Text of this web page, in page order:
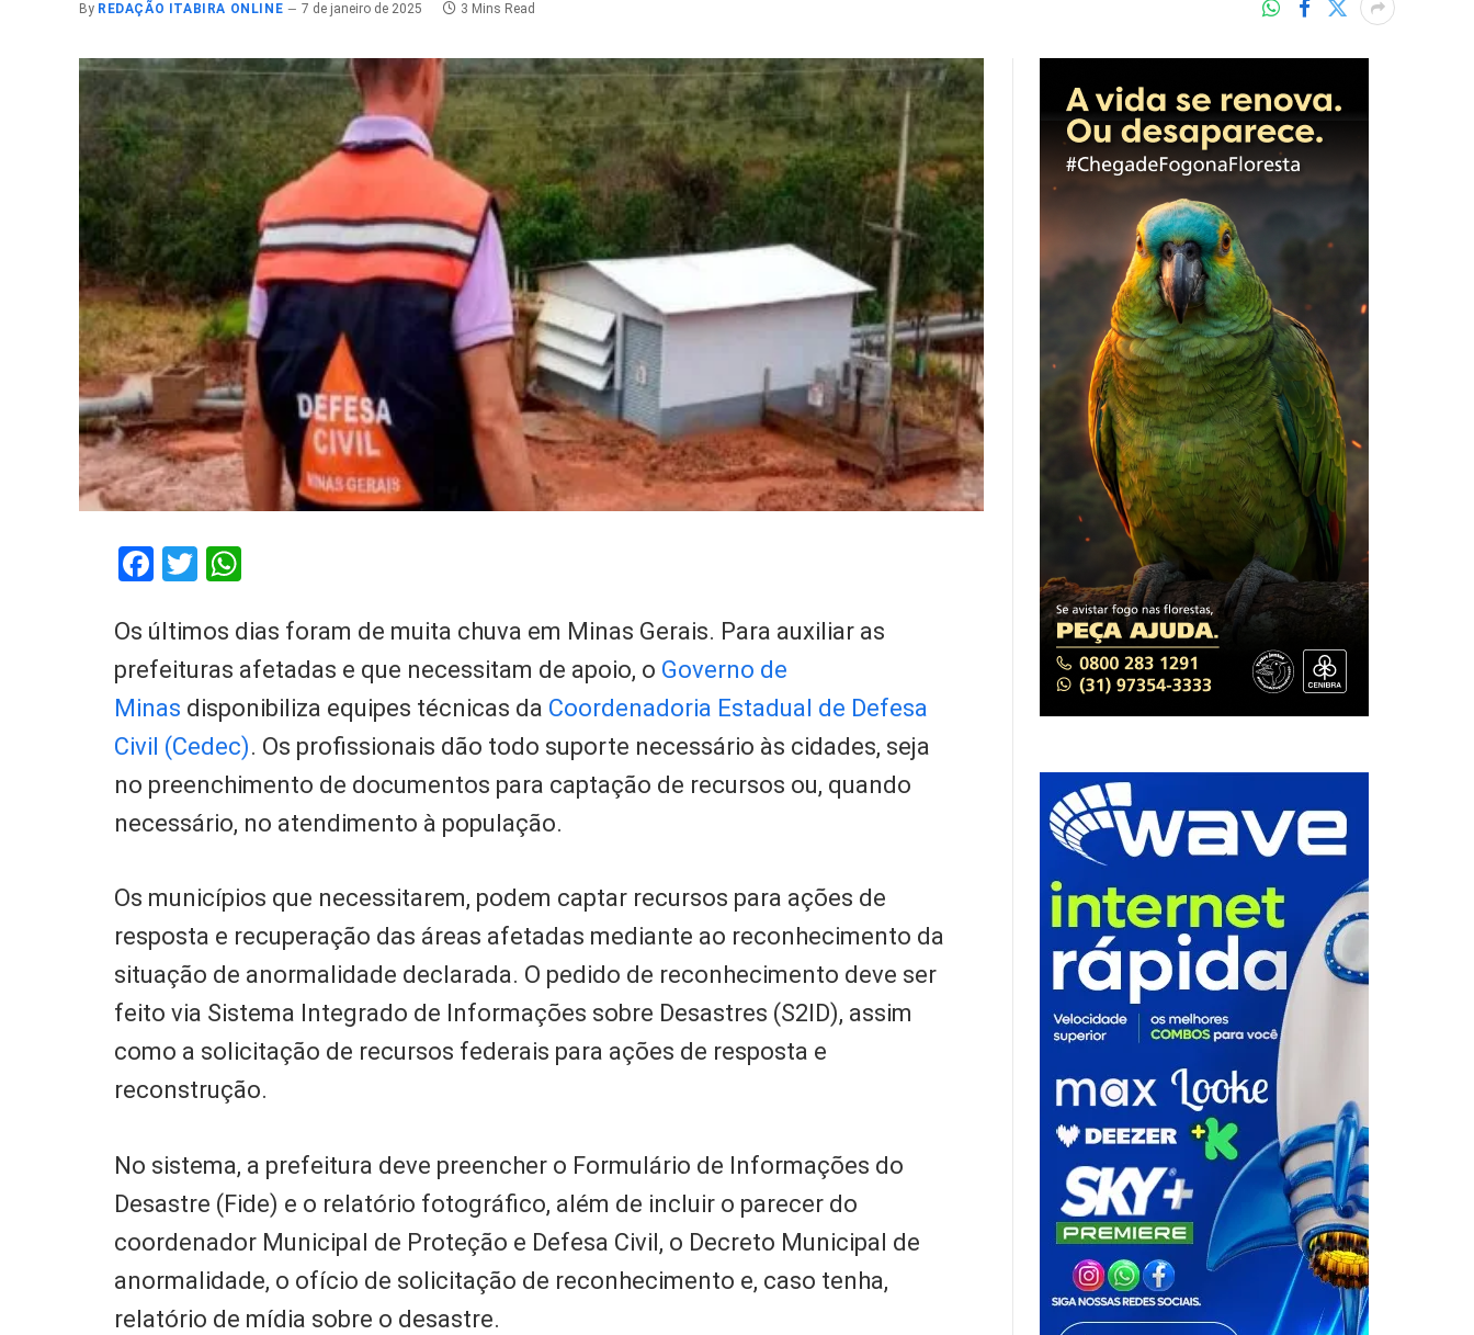
By REDAÇÃO ITABIRA ONLINE 7 de janeiro de 2025 3 Mins Read
Facebook
Twitter
Os últimos dias foram de muita chuva em Minas Gerais. Para auxiliar as
prefeituras afetadas e que necessitam de apoio, o Governo de
Minas disponibiliza equipes técnicas da Coordenadoria Estadual de Defesa
Civil (Cedec). Os profissionais dão todo suporte necessário às cidades, seja
no preenchimento de documentos para captação de recursos ou, quando
necessário, no atendimento à população.
Os municípios que necessitarem, podem captar recursos para ações de
resposta e recuperação das áreas afetadas mediante ao reconhecimento da
situação de anormalidade declarada. O pedido de reconhecimento deve ser
feito via Sistema Integrado de Informações sobre Desastres (S2ID), assim
como a solicitação de recursos federais para ações de resposta e
reconstrução.
No sistema, a prefeitura deve preencher o Formulário de Informações do
Desastre (Fide) e o relatório fotográfico, além de incluir o parecer do
coordenador Municipal de Proteção e Defesa Civil, o Decreto Municipal de
anormalidade, o ofício de solicitação de reconhecimento e, caso tenha,
relatório de mídia sobre o desastre.